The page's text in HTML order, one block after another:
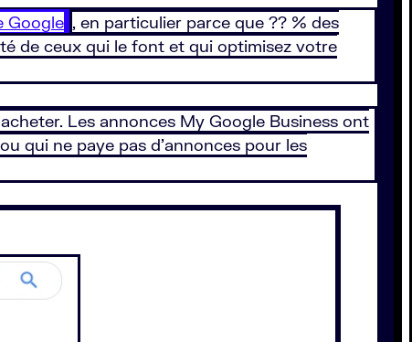
Google , en particulier parce que ?? % des
de ceux qui le font et qui optimisez votre
Les annonces My Google Business ont
qui ne paye pas d’annonces pour les